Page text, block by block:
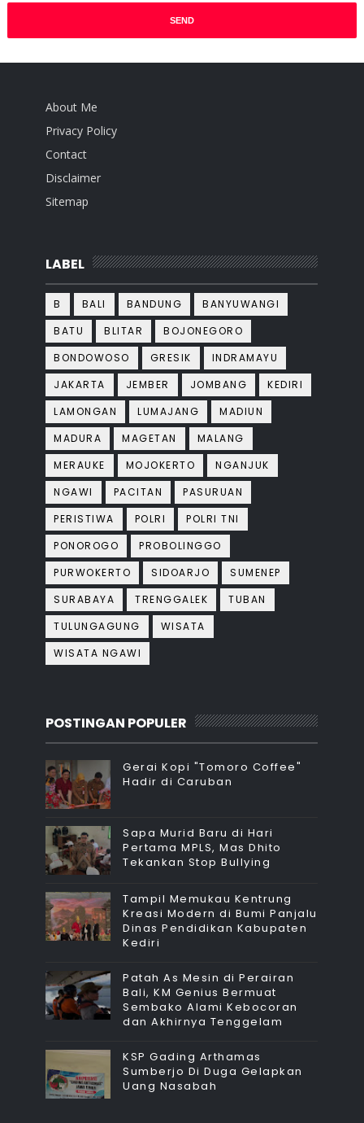
About Me
Privacy Policy
Contact
Disclaimer
Sitemap
LABEL
B BALI BANDUNG
BANYUWANGI
BATU
BLITAR
BOJONEGORO
BONDOWOSO
GRESIK
INDRAMAYU
JAKARTA
JEMBER JOMBANG
KEDIRI
LAMONGAN
LUMAJANG
MADIUN
MADURA
MAGETAN
MALANG
MERAUKE
MOJOKERTO
NGANJUK
NGAWI
PACITAN
PASURUAN
PERISTIWA
POLRI
POLRI TNI
PONOROGO
PROBOLINGGO
PURWOKERTO
SIDOARJO
SUMENEP
SURABAYA
TRENGGALEK
TUBAN
TULUNGAGUNG
WISATA
WISATA NGAWI
POSTINGAN POPULER
Gerai Kopi "Tomoro Coffee"
Hadir di Caruban
Sapa Murid Baru di Hari
Pertama MPLS, Mas Dhito
Tekankan Stop Bullying
Tampil Memukau Kentrung
Kreasi Modern di Bumi Panjalu
Dinas Pendidikan Kabupaten
Kediri
Patah As Mesin di Perairan
Bali, KM Genius Bermuat
Sembako Alami Kebocoran
dan Akhirnya Tenggelam
KSP Gading Arthamas
Sumberjo Di Duga Gelapkan
Uang Nasabah